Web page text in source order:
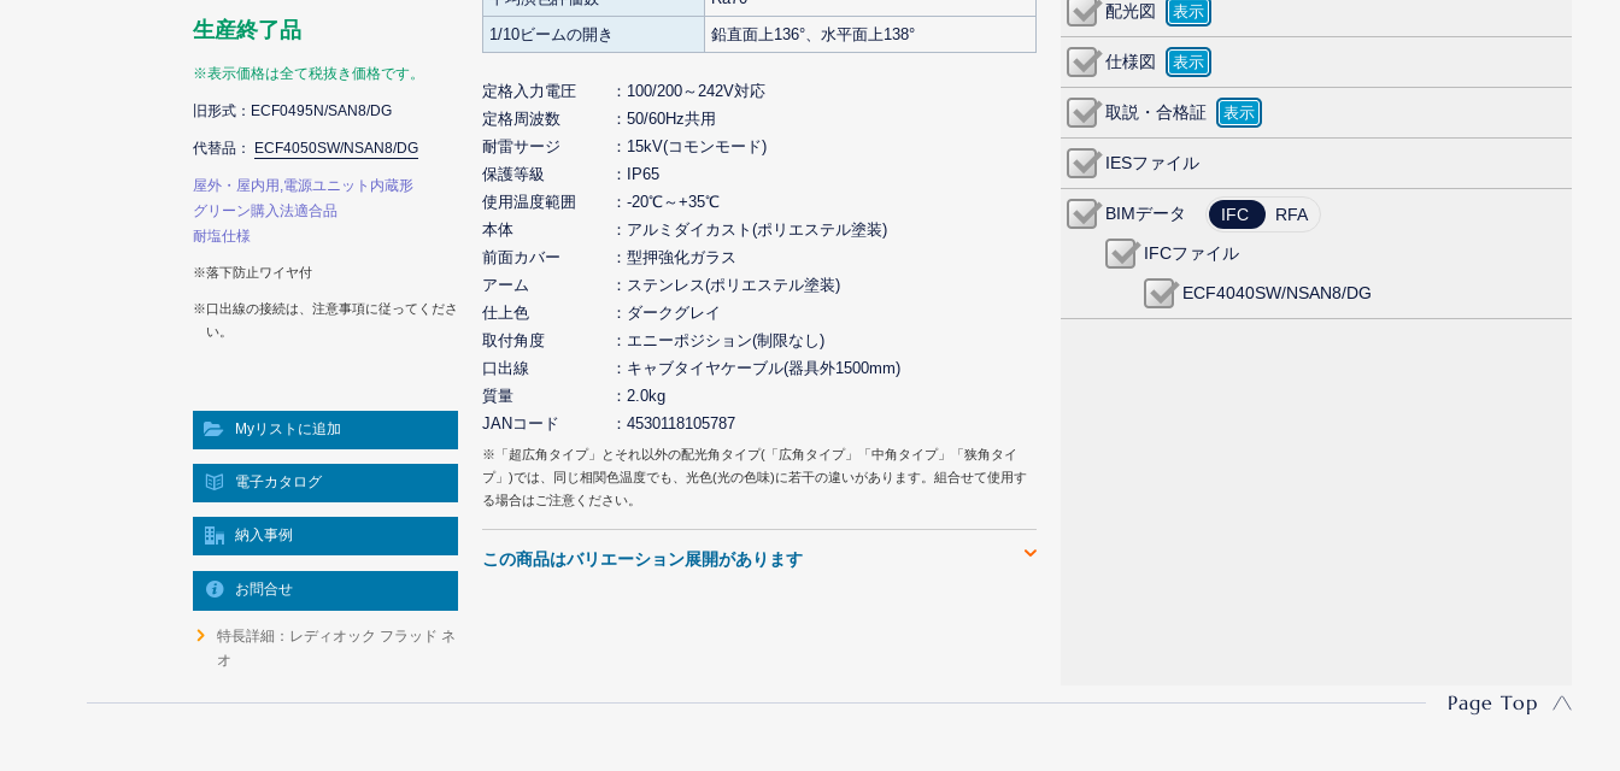
生産終了品
※表示価格は全て税抜き価格です。
旧形式：ECF0495N/SAN8/DG
代替品： ECF4050SW/NSAN8/DG
屋外・屋内用,電源ユニット内蔵形
グリーン購入法適合品
耐塩仕様
※落下防止ワイヤ付
※口出線の接続は、注意事項に従ってくださ
い。
Myリストに追加
電子カタログ
納入事例
お問合せ
特長詳細：レディオック フラッド ネ
オ
配光図
仕様図
取説・合格証
IESファイル
BIMデータ IFC
RFA
IFCファイル
ECF4040SW/NSAN8/DG
1/10ビームの開き
鉛直面上136°、水平面上138°
定格入力電圧
100/200～242V対応
定格周波数
50/60Hz共用
耐雷サージ
15kV(コモンモード)
保護等級
IP65
使用温度範囲
-20℃～+35℃
本体
アルミダイカスト(ポリエステル塗装)
前面カバー
型押強化ガラス
アーム
ステンレス(ポリエステル塗装)
仕上色
ダークグレイ
取付角度
エニーポジション(制限なし)
口出線
キャブタイヤケーブル(器具外1500mm)
質量
2.0kg
JANコード
4530118105787
※「超広角タイプ」とそれ以外の配光角タイプ(「広角タイプ」「中角タイプ」「狭角タイ
プ」)では、同じ相関色温度でも、光色(光の色味)に若干の違いがあります。組合せて使用す
る場合はご注意ください。
この商品はバリエーション展開があります
Page Top